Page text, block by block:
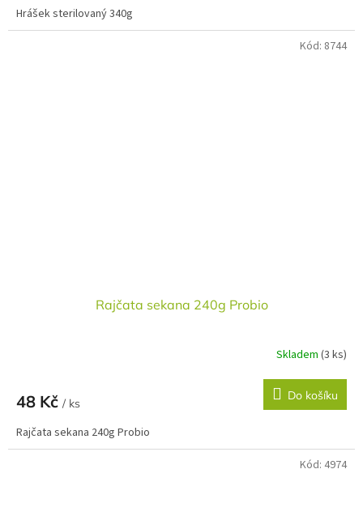
Hrášek sterilovaný 340g
Rajčata sekana 240g Probio
Skladem (3 ks)
48 Kč / ks
Do košíku
Rajčata sekana 240g Probio
Kód: 8744
Kód: 4974